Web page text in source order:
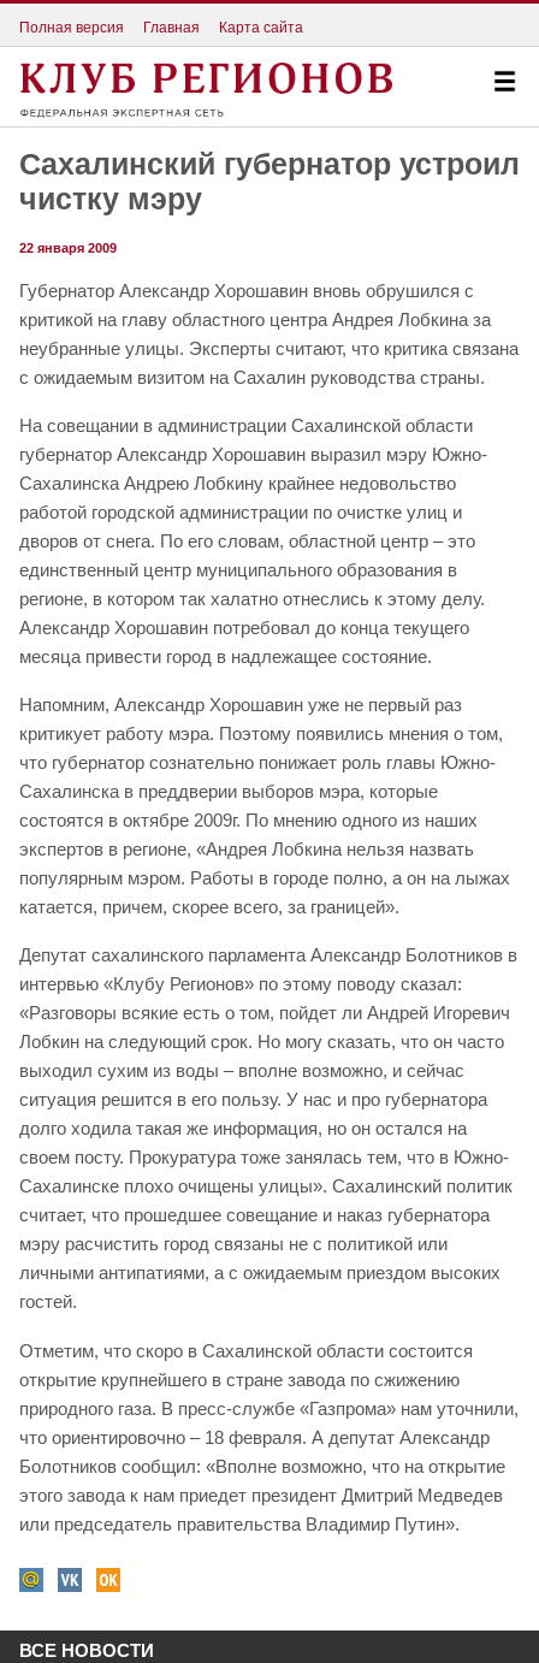
Полная версия Главная Карта сайта
Сахалинский губернатор устроил
чистку мэру
22 января 2009
Губернатор Александр Хорошавин вновь обрушился с
критикой на главу областного центра Андрея Лобкина за
неубранные улицы. Эксперты считают, что критика связана
с ожидаемым визитом на Сахалин руководства страны.
На совещании в администрации Сахалинской области
губернатор Александр Хорошавин выразил мэру Южно-
Сахалинска Андрею Лобкину крайнее недовольство
работой городской администрации по очистке улиц и
дворов от снега. По его словам, областной центр – это
единственный центр муниципального образования в
регионе, в котором так халатно отнеслись к этому делу.
Александр Хорошавин потребовал до конца текущего
месяца привести город в надлежащее состояние.
Напомним, Александр Хорошавин уже не первый раз
критикует работу мэра. Поэтому появились мнения о том,
что губернатор сознательно понижает роль главы Южно-
Сахалинска в преддверии выборов мэра, которые
состоятся в октябре 2009г. По мнению одного из наших
экспертов в регионе, «Андрея Лобкина нельзя назвать
популярным мэром. Работы в городе полно, а он на лыжах
катается, причем, скорее всего, за границей».
Депутат сахалинского парламента Александр Болотников в
интервью «Клубу Регионов» по этому поводу сказал:
«Разговоры всякие есть о том, пойдет ли Андрей Игоревич
Лобкин на следующий срок. Но могу сказать, что он часто
выходил сухим из воды – вполне возможно, и сейчас
ситуация решится в его пользу. У нас и про губернатора
долго ходила такая же информация, но он остался на
своем посту. Прокуратура тоже занялась тем, что в Южно-
Сахалинске плохо очищены улицы». Сахалинский политик
считает, что прошедшее совещание и наказ губернатора
мэру расчистить город связаны не с политикой или
личными антипатиями, а с ожидаемым приездом высоких
гостей.
Отметим, что скоро в Сахалинской области состоится
открытие крупнейшего в стране завода по сжижению
природного газа. В пресс-службе «Газпрома» нам уточнили,
что ориентировочно – 18 февраля. А депутат Александр
Болотников сообщил: «Вполне возможно, что на открытие
этого завода к нам приедет президент Дмитрий Медведев
или председатель правительства Владимир Путин».
ВСЕ НОВОСТИ